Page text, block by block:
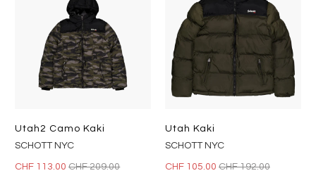
Utah2 Camo Kaki
SCHOTT NYC
CHF 113.00CHF 209.00
Utah Kaki
SCHOTT NYC
CHF 105.00 CHF 192.00